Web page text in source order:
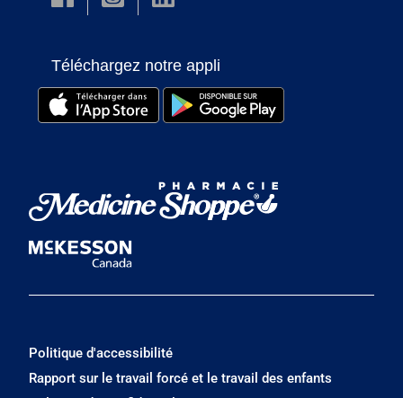
Téléchargez notre appli
Politique d'accessibilité
Rapport sur le travail forcé et le travail des enfants